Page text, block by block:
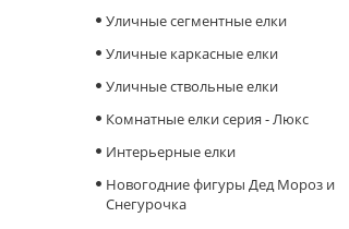
Уличные сегментные елки
Уличные каркасные елки
Уличные ствольные елки
Комнатные елки серия - Люкс
Интерьерные елки
Новогодние фигуры Дед Мороз и
Снегурочка